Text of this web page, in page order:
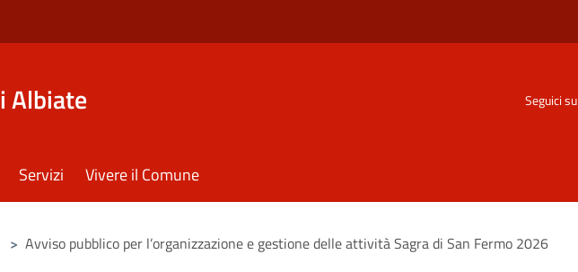
Albiate Seguici su
Servizi Vivere il Comune
> Avviso pubblico per l’organizzazione e gestione delle attività Sagra di San Fermo 2026